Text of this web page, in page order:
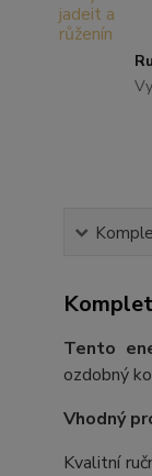
Tento
ozdobný
Vhodný
Kvalitní